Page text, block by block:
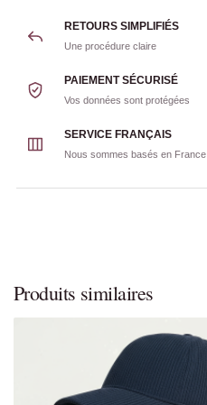
RETOURS SIMPLIFIÉS
Une procédure claire
PAIEMENT SÉCURISÉ
Vos données sont protégées
SERVICE FRANÇAIS
Nous sommes basés en France
Produits similaires